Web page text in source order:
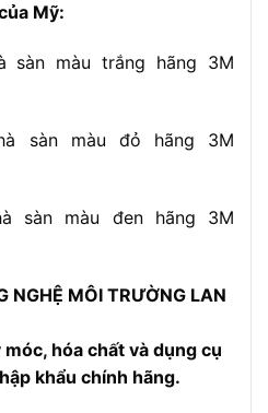
Mỹ:
sàn màu trắng hãng 3M
sàn màu đỏ hãng 3M
sàn màu đen hãng 3M
NGHỆ MÔI TRƯỜNG LAN
hóa chất và dụng cụ
khẩu chính hãng.